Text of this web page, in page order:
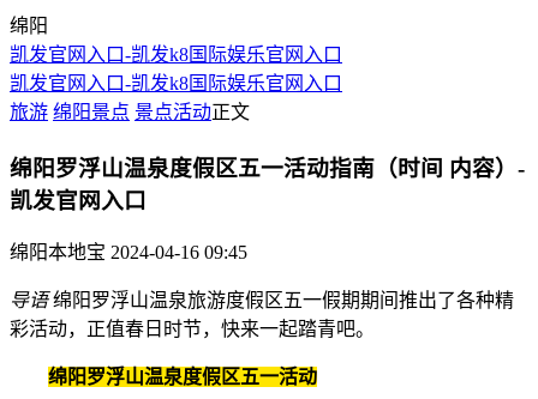
绵阳
凯发官网入口-凯发k8国际娱乐官网入口
凯发官网入口-凯发k8国际娱乐官网入口
旅游 绵阳景点 景点活动正文
绵阳罗浮山温泉度假区五一活动指南（时间 内容）-
凯发官网入口
绵阳本地宝 2024-04-16 09:45
导语绵阳罗浮山温泉旅游度假区五一假期期间推出了各种精
彩活动，正值春日时节，快来一起踏青吧。
绵阳罗浮山温泉度假区五一活动